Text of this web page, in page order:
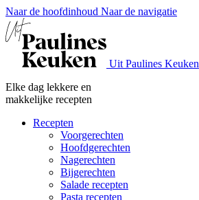
Naar de hoofdinhoud Naar de navigatie
Uit Paulines Keuken
Elke dag lekkere en
makkelijke recepten
Recepten
Voorgerechten
Hoofdgerechten
Nagerechten
Bijgerechten
Salade recepten
Pasta recepten